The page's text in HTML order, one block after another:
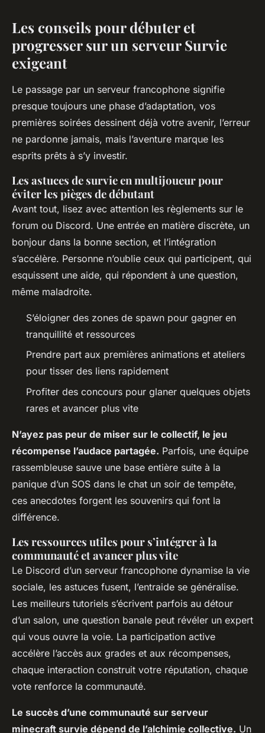
Les conseils pour débuter et
progresser sur un serveur Survie
exigeant
Le passage par un serveur francophone signifie
presque toujours une phase d’adaptation, vos
premières soirées dessinent déjà votre avenir, l’erreur
ne pardonne jamais, mais l’aventure marque les
esprits prêts à s’y investir.
Les astuces de survie en multijoueur pour
éviter les pièges de débutant
Avant tout, lisez avec attention les règlements sur le
forum ou Discord. Une entrée en matière discrète, un
bonjour dans la bonne section, et l’intégration
s’accélère. Personne n’oublie ceux qui participent, qui
esquissent une aide, qui répondent à une question,
même maladroite.
S’éloigner des zones de spawn pour gagner en
tranquillité et ressources
Prendre part aux premières animations et ateliers
pour tisser des liens rapidement
Profiter des concours pour glaner quelques objets
rares et avancer plus vite
N’ayez pas peur de miser sur le collectif, le jeu
récompense l’audace partagée. Parfois, une équipe
rassembleuse sauve une base entière suite à la
panique d’un SOS dans le chat un soir de tempête,
ces anecdotes forgent les souvenirs qui font la
différence.
Les ressources utiles pour s’intégrer à la
communauté et avancer plus vite
Le Discord d’un serveur francophone dynamise la vie
sociale, les astuces fusent, l’entraide se généralise.
Les meilleurs tutoriels s’écrivent parfois au détour
d’un salon, une question banale peut révéler un expert
qui vous ouvre la voie. La participation active
accélère l’accès aux grades et aux récompenses,
chaque interaction construit votre réputation, chaque
vote renforce la communauté.
Le succès d’une communauté sur serveur
minecraft survie dépend de l’alchimie collective. Un